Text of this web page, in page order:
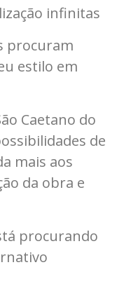
infinitas
procuram
estilo em
Caetano do
de
mais aos
da obra e
procurando